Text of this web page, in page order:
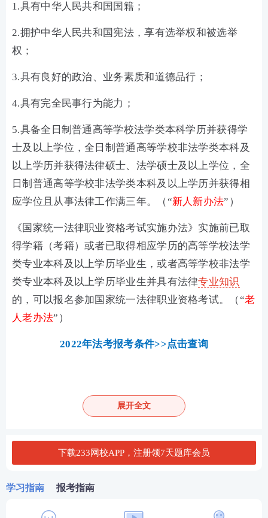
1.具有中华人民共和国国籍；
2.拥护中华人民共和国宪法，享有选举权和被选举
权；
3.具有良好的政治、业务素质和道德品行；
4.具有完全民事行为能力；
5.具备全日制普通高等学校法学类本科学历并获得学
士及以上学位，全日制普通高等学校非法学类本科及
以上学历并获得法律硕士、法学硕士及以上学位，全
日制普通高等学校非法学类本科及以上学历并获得相
应学位且从事法律工作满三年。（“新人新办法”）
《国家统一法律职业资格考试实施办法》实施前已取
得学籍（考籍）或者已取得相应学历的高等学校法学
类专业本科及以上学历毕业生，或者高等学校非法学
类专业本科及以上学历毕业生并具有法律专业知识
的，可以报名参加国家统一法律职业资格考试。（“老
人老办法”）
2022年法考报考条件>>点击查询
展开全文
下载233网校APP，注册领7天题库会员
学习指南 报考指南